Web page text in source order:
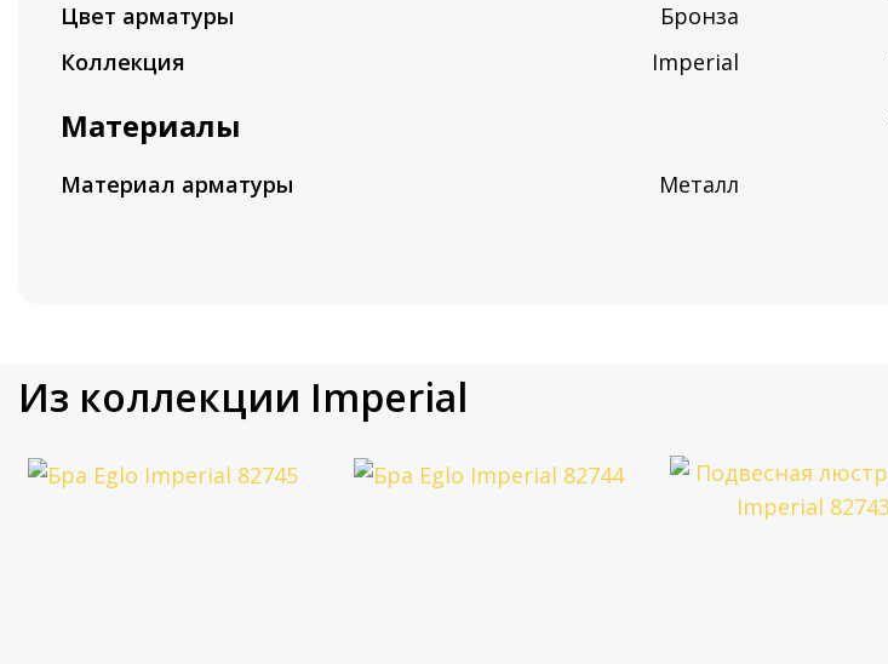
Цвет арматуры
Бронза
Коллекция
Imperial
Материалы
Материал арматуры Металл
Из коллекции Imperial